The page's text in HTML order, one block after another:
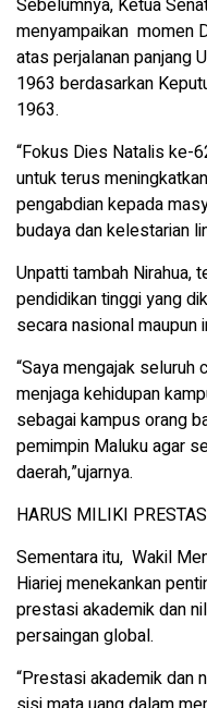
Sebelumnya, Ketua
menyampaikan momen
atas perjalanan panjang
1963 berdasarkan
1963.
“Fokus Dies Natalis ke-
untuk terus
pengabdian kepada
budaya dan kelestarian
Unpatti tambah Nirahua,
pendidikan tinggi yang
secara nasional maupun
“Saya mengajak
menjaga kehidupan
sebagai kampus orang
pemimpin Maluku agar
daerah,”ujarnya.
HARUS MILIKI
Sementara itu, Wakil
Hiariej menekankan
prestasi akademik dan
persaingan global.
“Prestasi akademik dan